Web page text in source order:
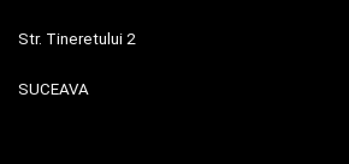
Str. Tineretului 2
SUCEAVA